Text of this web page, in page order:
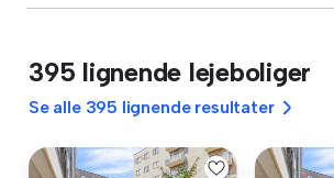
395 lignende lejeboliger
Se alle 395 lignende resultater